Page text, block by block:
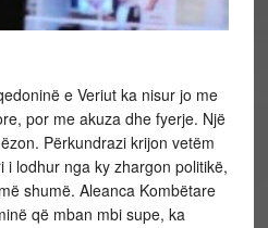
e Veriut ka nisur jo me
por me akuza dhe fyerje. Një
Përkundrazi krijon vetëm
i lodhur nga ky zhargon politikë,
shumë. Aleanca Kombëtare
që mban mbi supe, ka